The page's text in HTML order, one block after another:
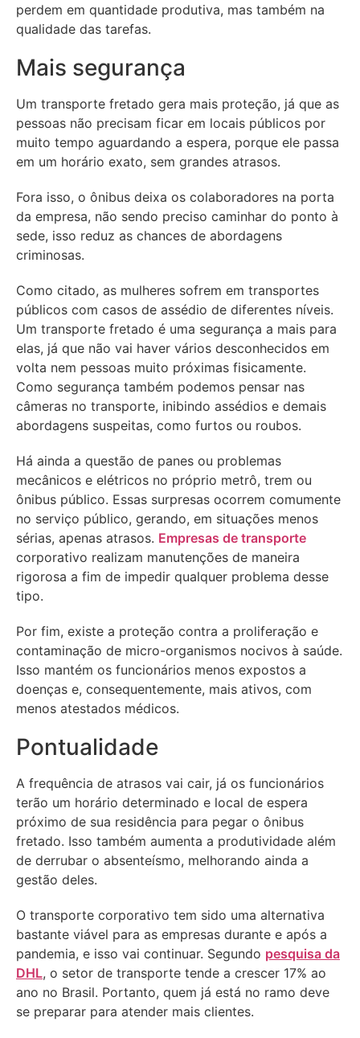
perdem em quantidade produtiva, mas também na
qualidade das tarefas.
Mais segurança
Um transporte fretado gera mais proteção, já que as
pessoas não precisam ficar em locais públicos por
muito tempo aguardando a espera, porque ele passa
em um horário exato, sem grandes atrasos.
Fora isso, o ônibus deixa os colaboradores na porta
da empresa, não sendo preciso caminhar do ponto à
sede, isso reduz as chances de abordagens
criminosas.
Como citado, as mulheres sofrem em transportes
públicos com casos de assédio de diferentes níveis.
Um transporte fretado é uma segurança a mais para
elas, já que não vai haver vários desconhecidos em
volta nem pessoas muito próximas fisicamente.
Como segurança também podemos pensar nas
câmeras no transporte, inibindo assédios e demais
abordagens suspeitas, como furtos ou roubos.
Há ainda a questão de panes ou problemas
mecânicos e elétricos no próprio metrô, trem ou
ônibus público. Essas surpresas ocorrem comumente
no serviço público, gerando, em situações menos
sérias, apenas atrasos. Empresas de transporte
corporativo realizam manutenções de maneira
rigorosa a fim de impedir qualquer problema desse
tipo.
Por fim, existe a proteção contra a proliferação e
contaminação de micro-organismos nocivos à saúde.
Isso mantém os funcionários menos expostos a
doenças e, consequentemente, mais ativos, com
menos atestados médicos.
Pontualidade
A frequência de atrasos vai cair, já os funcionários
terão um horário determinado e local de espera
próximo de sua residência para pegar o ônibus
fretado. Isso também aumenta a produtividade além
de derrubar o absenteísmo, melhorando ainda a
gestão deles.
O transporte corporativo tem sido uma alternativa
bastante viável para as empresas durante e após a
pandemia, e isso vai continuar. Segundo pesquisa da
DHL, o setor de transporte tende a crescer 17% ao
ano no Brasil. Portanto, quem já está no ramo deve
se preparar para atender mais clientes.